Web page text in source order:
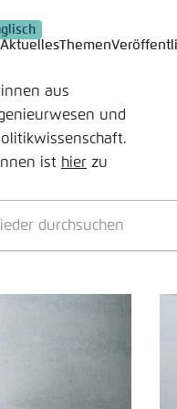
AktuellesThemen
aus
und
ist hier zu
Teilen
Agora
Wählen
möchten.